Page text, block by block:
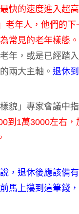
快的速度進入超
年人，他們的
常見的老年樣態。
年，或是已經踏
兩大主軸。 退休
貌」專家會議中指
到1萬3000左右
，退休後應該備
馬上攥到這筆錢